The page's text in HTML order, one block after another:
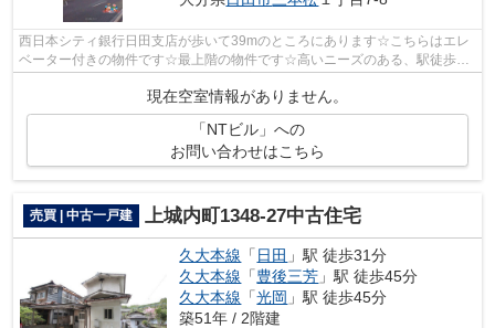
西日本シティ銀行日田支店が歩いて39mのところにあります☆こちらはエレ
ベーター付きの物件です☆最上階の物件です☆高いニーズのある、駅徒歩8
現在空室情報がありません。
「NTビル」への
お問い合わせはこちら
売買 | 中古一戸建 上城内町1348-27中古住宅
久大本線 「日田 」駅 徒歩31分
久大本線 「豊後三芳 」駅 徒歩45分
久大本線 「光岡 」駅 徒歩45分
築51年 / 2階建